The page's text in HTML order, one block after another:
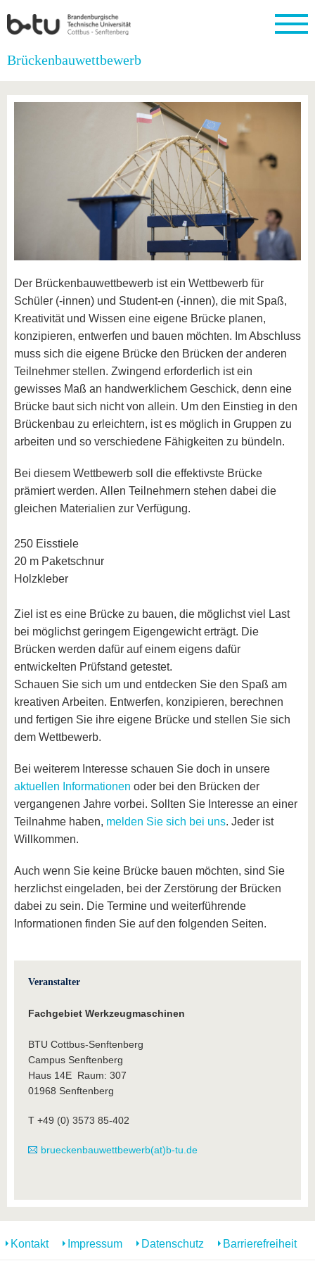
Startseite
UniversitätForschung
Wissenschaftlicher
Nachwuchs
Studium
Studienangebot
Studium
Nach
Studium
International
Internationales
Aus dem
Ausland
an die
BTU
Mit der
BTU ins
Für
Studierende
Kontakt
Weiterbildung
Weiterbildungsangebote
Wissenschaftliche
Weiterbildung
Kontakt
Transfer
Akademische
Fachkräfte
Wirtschafts-
Gründen
an der
BTU
Innovative
Transferprojekte
Sie uns
kennen
Unileben
Dual
BTU &
Region
erleben
Brückenbauwettbewerb
Der Brückenbauwettbewerb ist ein Wettbewerb für
Schüler (-innen) und Student-en (-innen), die mit Spaß,
Kreativität und Wissen eine eigene Brücke planen,
konzipieren, entwerfen und bauen möchten. Im Abschluss
muss sich die eigene Brücke den Brücken der anderen
Teilnehmer stellen. Zwingend erforderlich ist ein
gewisses Maß an handwerklichem Geschick, denn eine
Brücke baut sich nicht von allein. Um den Einstieg in den
Brückenbau zu erleichtern, ist es möglich in Gruppen zu
arbeiten und so verschiedene Fähigkeiten zu bündeln.
Bei diesem Wettbewerb soll die effektivste Brücke
prämiert werden. Allen Teilnehmern stehen dabei die
gleichen Materialien zur Verfügung.
250 Eisstiele
20 m Paketschnur
Holzkleber
Ziel ist es eine Brücke zu bauen, die möglichst viel Last
bei möglichst geringem Eigengewicht erträgt. Die
Brücken werden dafür auf einem eigens dafür
entwickelten Prüfstand getestet.
Schauen Sie sich um und entdecken Sie den Spaß am
kreativen Arbeiten. Entwerfen, konzipieren, berechnen
und fertigen Sie ihre eigene Brücke und stellen Sie sich
dem Wettbewerb.
Bei weiterem Interesse schauen Sie doch in unsere
aktuellen Informationen oder bei den Brücken der
vergangenen Jahre vorbei. Sollten Sie Interesse an einer
Teilnahme haben, melden Sie sich bei uns. Jeder ist
Willkommen.
Auch wenn Sie keine Brücke bauen möchten, sind Sie
herzlichst eingeladen, bei der Zerstörung der Brücken
dabei zu sein. Die Termine und weiterführende
Informationen finden Sie auf den folgenden Seiten.
Veranstalter
Fachgebiet Werkzeugmaschinen
BTU Cottbus-Senftenberg
Campus Senftenberg
Haus 14E Raum: 307
01968 Senftenberg
T +49 (0) 3573 85-402
brueckenbauwettbewerb(at)b-tu.de
Kontakt Impressum Datenschutz Barrierefreiheit